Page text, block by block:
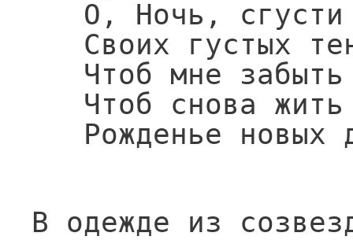
О, Ночь, сгусти
Своих густых
Чтоб мне
Чтоб снова
Рожденье новых
В одежде из